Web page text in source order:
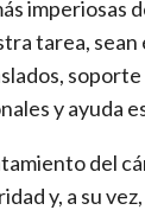
imperiosas
tarea, sean
y ayuda
del
y, a su